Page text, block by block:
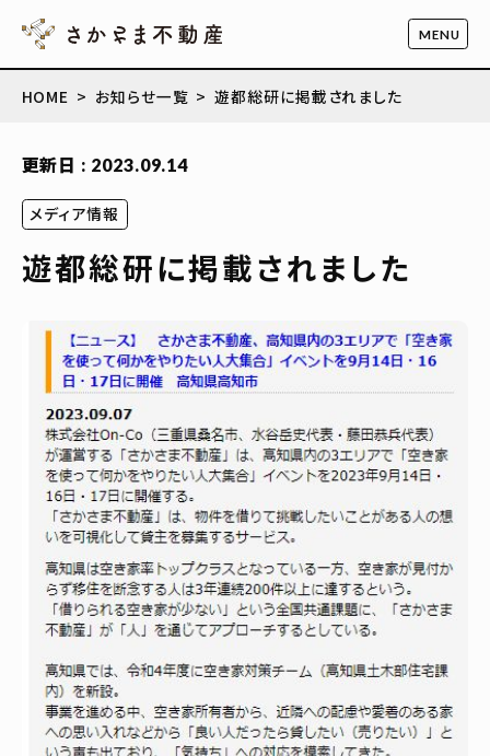
HOME お知らせ一覧 遊都総研に掲載されました
更新日 : 2023.09.14
メディア情報
遊都総研に掲載されました